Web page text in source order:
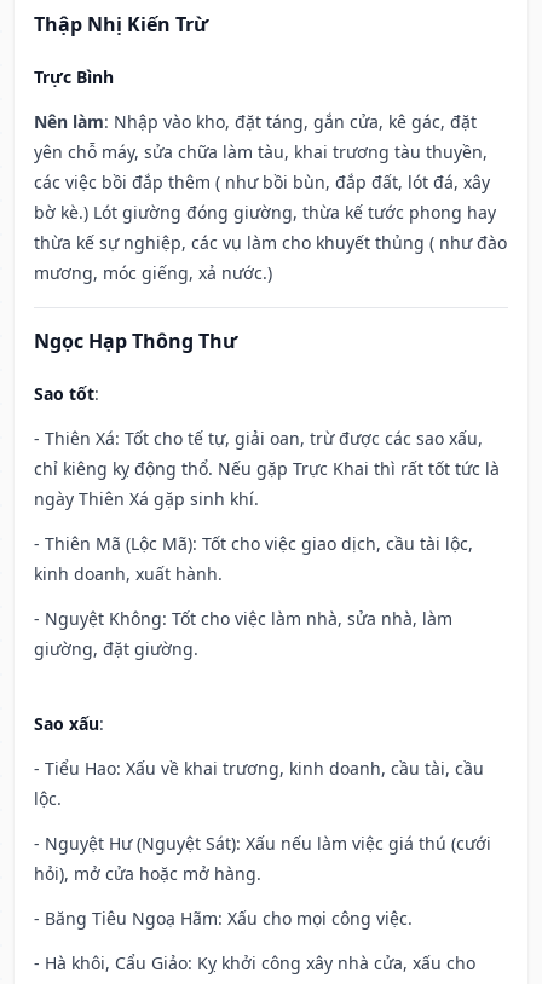
Thập Nhị Kiến Trừ
Trực Bình
Nên làm: Nhập vào kho, đặt táng, gắn cửa, kê gác, đặt
yên chỗ máy, sửa chữa làm tàu, khai trương tàu thuyền,
các việc bồi đắp thêm ( như bồi bùn, đắp đất, lót đá, xây
bờ kè.) Lót giường đóng giường, thừa kế tước phong hay
thừa kế sự nghiệp, các vụ làm cho khuyết thủng ( như đào
mương, móc giếng, xả nước.)
Ngọc Hạp Thông Thư
Sao tốt:
- Thiên Xá: Tốt cho tế tự, giải oan, trừ được các sao xấu,
chỉ kiêng kỵ động thổ. Nếu gặp Trực Khai thì rất tốt tức là
ngày Thiên Xá gặp sinh khí.
- Thiên Mã (Lộc Mã): Tốt cho việc giao dịch, cầu tài lộc,
kinh doanh, xuất hành.
- Nguyệt Không: Tốt cho việc làm nhà, sửa nhà, làm
giường, đặt giường.
Sao xấu:
- Tiểu Hao: Xấu về khai trương, kinh doanh, cầu tài, cầu
lộc.
- Nguyệt Hư (Nguyệt Sát): Xấu nếu làm việc giá thú (cưới
hỏi), mở cửa hoặc mở hàng.
- Băng Tiêu Ngoạ Hãm: Xấu cho mọi công việc.
- Hà khôi, Cẩu Giảo: Kỵ khởi công xây nhà cửa, xấu cho